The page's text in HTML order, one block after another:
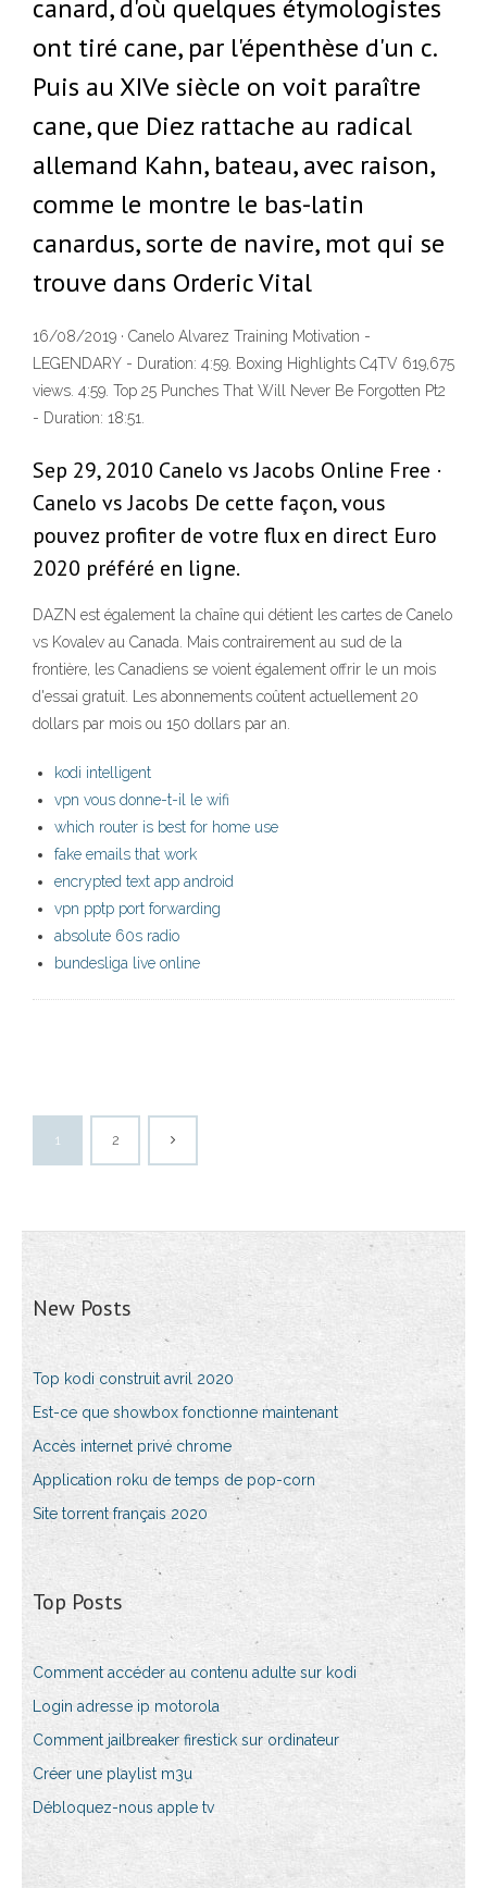
canard, d'où quelques étymologistes
ont tiré cane, par l'épenthèse d'un c.
Puis au XIVe siècle on voit paraître
cane, que Diez rattache au radical
allemand Kahn, bateau, avec raison,
comme le montre le bas-latin
canardus, sorte de navire, mot qui se
trouve dans Orderic Vital
16/08/2019 · Canelo Alvarez Training Motivation -
LEGENDARY - Duration: 4:59. Boxing Highlights C4TV 619,675
views. 4:59. Top 25 Punches That Will Never Be Forgotten Pt2
- Duration: 18:51.
Sep 29, 2010 Canelo vs Jacobs Online Free ·
Canelo vs Jacobs De cette façon, vous
pouvez profiter de votre flux en direct Euro
2020 préféré en ligne.
DAZN est également la chaîne qui détient les cartes de Canelo
vs Kovalev au Canada. Mais contrairement au sud de la
frontière, les Canadiens se voient également offrir le un mois
d'essai gratuit. Les abonnements coûtent actuellement 20
dollars par mois ou 150 dollars par an.
kodi intelligent
vpn vous donne-t-il le wifi
which router is best for home use
fake emails that work
encrypted text app android
vpn pptp port forwarding
absolute 60s radio
bundesliga live online
1 2
New Posts
Top kodi construit avril 2020
Est-ce que showbox fonctionne maintenant
Accès internet privé chrome
Application roku de temps de pop-corn
Site torrent français 2020
Top Posts
Comment accéder au contenu adulte sur kodi
Login adresse ip motorola
Comment jailbreaker firestick sur ordinateur
Créer une playlist m3u
Débloquez-nous apple tv